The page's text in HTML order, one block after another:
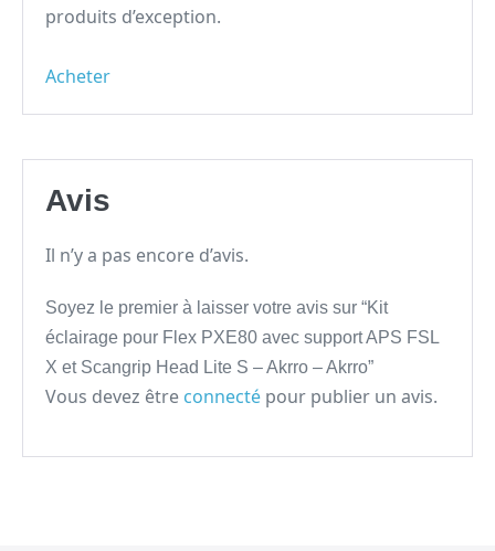
produits d’exception.
Acheter
Avis
Il n’y a pas encore d’avis.
Soyez le premier à laisser votre avis sur “Kit
éclairage pour Flex PXE80 avec support APS FSL
X et Scangrip Head Lite S – Akrro – Akrro”
Vous devez être connecté pour publier un avis.